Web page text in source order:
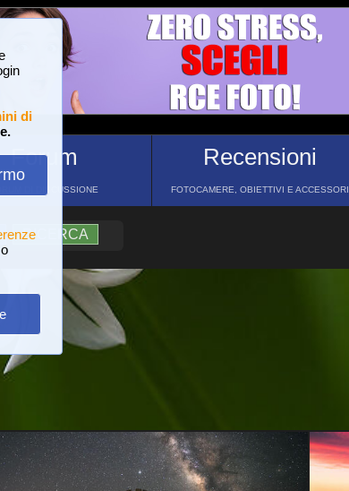
di
Forum
DI DISCUSSIONE
Recensioni
FOTOCAMERE, OBIETTIVI E ACCESSORI
RICERCA